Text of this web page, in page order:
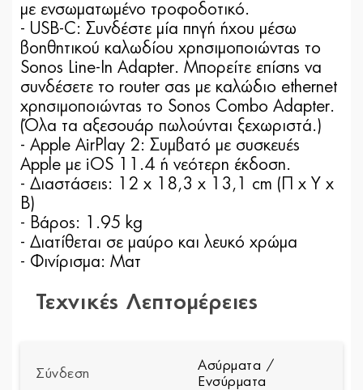
με ενσωματωμένο τροφοδοτικό.
- USB-C: Συνδέστε μία πηγή ήχου μέσω
βοηθητικού καλωδίου χρησιμοποιώντας το
Sonos Line-In Adapter. Μπορείτε επίσης να
συνδέσετε το router σας με καλώδιο ethernet
χρησιμοποιώντας το Sonos Combo Adapter.
(Όλα τα αξεσουάρ πωλούνται ξεχωριστά.)
- Apple AirPlay 2: Συμβατό με συσκευές
Apple με iOS 11.4 ή νεότερη έκδοση.
- Διαστάσεις: 12 x 18,3 x 13,1 cm (Π x Υ x
B)
- Bάρος: 1.95 kg
- Διατίθεται σε μαύρο και λευκό χρώμα
- Φινίρισμα: Ματ
Τεχνικές Λεπτομέρειες
Σύνδεση
Ασύρματα /
Ενσύρματα